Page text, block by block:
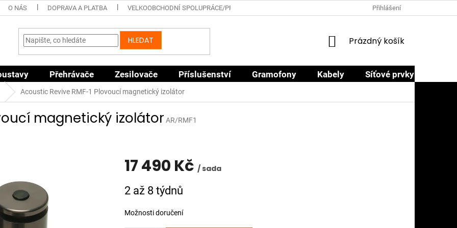
O NÁS DOPRAVA A PLATBA VELKOOBCHODNÍ SPOLUPRÁCE/PRODEJCI OBCHODNÍ PODMÍNKY
Přihlášení
HLEDAT
NÁKUPNÍ
Prázdný košík
Přehrávače Zesilovače Příslušenství Gramofony Kabely Síťové prvky
Acoustic Revive RMF-1 Plovoucí magnetický izolátor
magnetický izolátor AR/RMF1
17 490 Kč / sada
cena:
2 až 8 týdnů
Možnosti doručení